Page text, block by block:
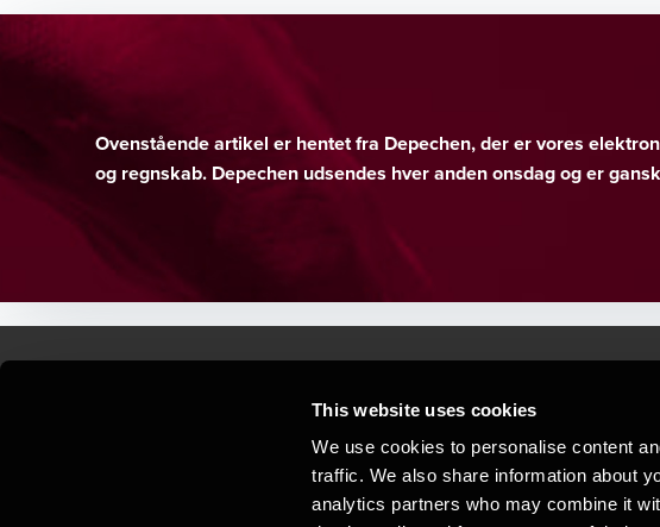
This website uses cookies
We use cookies to personalise content
traffic. We also share information about
analytics partners who may combine it
Ovenstående artikel er hentet fra Depechen, der er vores
og regnskab. Depechen udsendes hver anden onsdag og er
Kontorsteder
Juridisk og privatliv
Sitemap